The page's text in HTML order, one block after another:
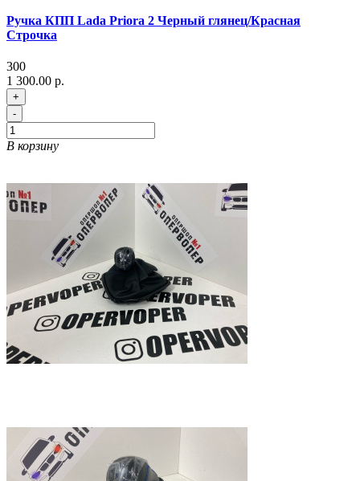
Ручка КПП Lada Priora 2 Черный глянец/Красная
Строчка
300
1 300.00 р.
+
-
В корзину